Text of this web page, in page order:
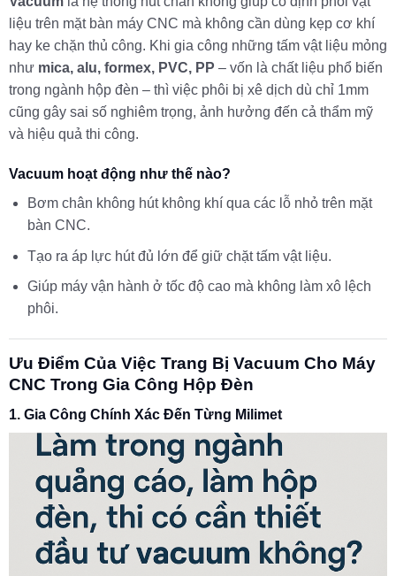
liệu trên mặt bàn máy CNC mà không cần dùng kẹp cơ khí
hay ke chặn thủ công. Khi gia công những tấm vật liệu mỏng
như mica, alu, formex, PVC, PP – vốn là chất liệu phổ biến
trong ngành hộp đèn – thì việc phôi bị xê dịch dù chỉ 1mm
cũng gây sai số nghiêm trọng, ảnh hưởng đến cả thẩm mỹ
và hiệu quả thi công.
Vacuum hoạt động như thế nào?
Bơm chân không hút không khí qua các lỗ nhỏ trên mặt
bàn CNC.
Tạo ra áp lực hút đủ lớn để giữ chặt tấm vật liệu.
Giúp máy vận hành ở tốc độ cao mà không làm xô lệch
phôi.
Ưu Điểm Của Việc Trang Bị Vacuum Cho Máy
CNC Trong Gia Công Hộp Đèn
1. Gia Công Chính Xác Đến Từng Milimet